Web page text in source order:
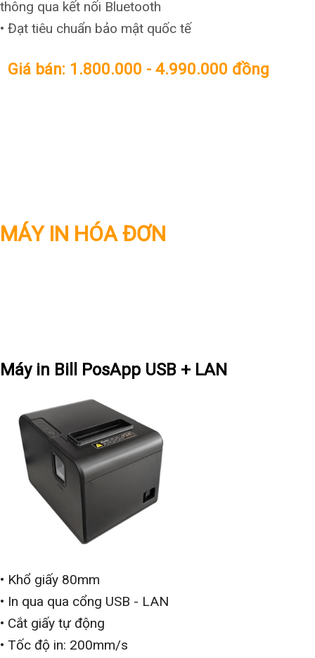
thông qua kết nối Bluetooth
• Đạt tiêu chuẩn bảo mật quốc tế
Giá bán: 1.800.000 - 4.990.000 đồng
MÁY IN HÓA ĐƠN
Máy in Bill PosApp USB + LAN
• Khổ giấy 80mm
• In qua qua cổng USB - LAN
• Cắt giấy tự động
• Tốc độ in: 200mm/s